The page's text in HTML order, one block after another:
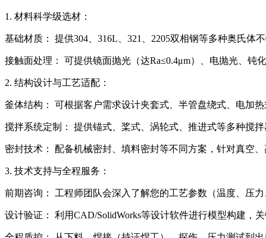
1. 材料科学级选材：
基础材质： 提供304、316L、321、2205双相钢等多种奥氏体
接触面处理： 可提供镜面抛光（达Ra≤0.4μm）、电抛光、钝
2. 结构设计与工艺适配：
釜体结构： 可根据客户需求设计夹套式、半管盘绕式、电加
搅拌系统定制： 提供锚式、桨式、涡轮式、推进式等多种搅
密封技术： 配备机械密封、填料密封等不同方案，针对真空
3. 技术支持与全程服务：
前期咨询： 工程师团队会深入了解您的工艺参数（温度、压
设计验证： 利用CAD/SolidWorks等设计软件进行模型构建，